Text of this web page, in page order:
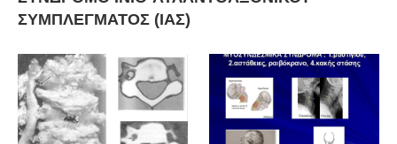
ΣΥΜΠΛΕΓΜΑΤΟΣ (ΙΑΣ)